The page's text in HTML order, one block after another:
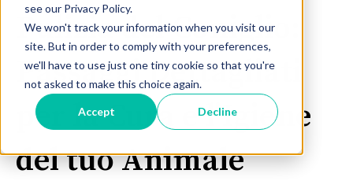
see our Privacy Policy.
We won't track your information when you visit our
site. But in order to comply with your preferences,
we'll have to use just one tiny cookie so that you're
not asked to make this choice again.
Accept Decline
Pulizia del Coniglio:
Passaggi Dettagliati
per la Cura e l'Igiene
del tuo Animale